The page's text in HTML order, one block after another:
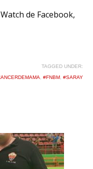
de Facebook,
TAGGED UNDER:
#FNBM #SARAY